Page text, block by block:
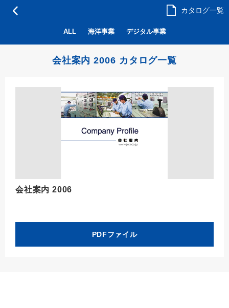
ALL 海洋事業 デジタル事業
カタログ一覧
会社案内 2006 カタログ一覧
会社案内 2006
PDFファイル